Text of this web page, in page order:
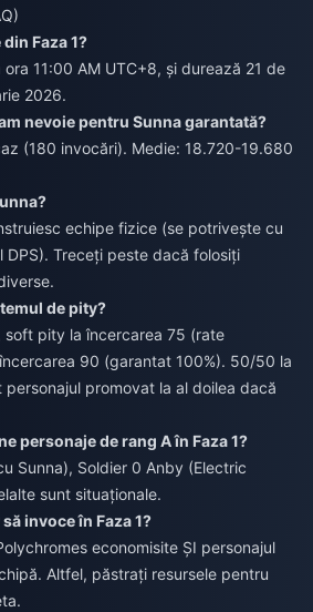
Faza 1?
11:00 AM UTC+8, și durează 21 de
2026.
nevoie pentru Sunna garantată?
(180 invocări). Medie: 18.720-19.680
echipe fizice (se potrivește cu
DPS). Treceți peste dacă folosiți
de pity?
soft pity la încercarea 75 (rate
90 (garantat 100%). 50/50 la
promovat la al doilea dacă
personaje de rang A în Faza 1?
Sunna), Soldier 0 Anby (Electric
sunt situaționale.
invoce în Faza 1?
economisite ȘI personajul
Altfel, păstrați resursele pentru